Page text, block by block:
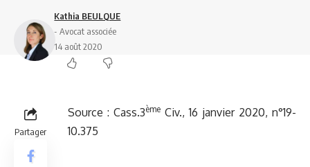
Kathia BEULQUE
- Avocat associée
14 août 2020
Partager
Source : Cass.3ème Civ., 16 janvier 2020, n°19-
10.375